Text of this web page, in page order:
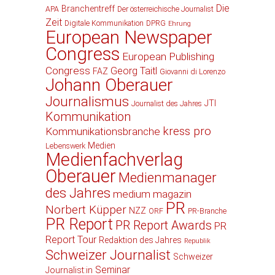
APA Branchentreff Der österreichische Journalist Die
Zeit Digitale Kommunikation DPRG Ehrung
European Newspaper
Congress European Publishing
Congress FAZ Georg Taitl Giovanni di Lorenzo
Johann Oberauer
Journalismus Journalist des Jahres JTI
Kommunikation
Kommunikationsbranche kress pro
Lebenswerk Medien
Medienfachverlag
Oberauer Medienmanager
des Jahres medium magazin
Norbert Küpper NZZ ORF PR PR-Branche
PR Report PR Report Awards PR
Report Tour Redaktion des Jahres Republik
Schweizer Journalist Schweizer
Journalist:in Seminar